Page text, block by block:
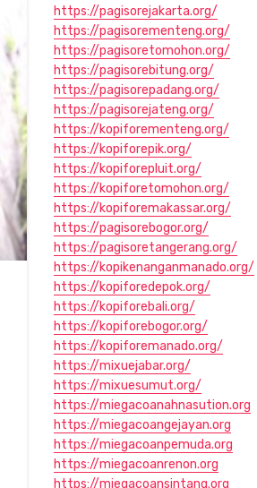
https://pagisorejakarta.org/
https://pagisorementeng.org/
https://pagisoretomohon.org/
https://pagisorebitung.org/
https://pagisorepadang.org/
https://pagisorejateng.org/
https://kopiforementeng.org/
https://kopiforepik.org/
https://kopiforepluit.org/
https://kopiforetomohon.org/
https://kopiforemakassar.org/
https://pagisorebogor.org/
https://pagisoretangerang.org/
https://kopikenanganmanado.org/
https://kopiforedepok.org/
https://kopiforebali.org/
https://kopiforebogor.org/
https://kopiforemanado.org/
https://mixuejabar.org/
https://mixuesumut.org/
https://miegacoanahnasution.org
https://miegacoangejayan.org
https://miegacoanpemuda.org
https://miegacoanrenon.org
https://miegacoansintang.org